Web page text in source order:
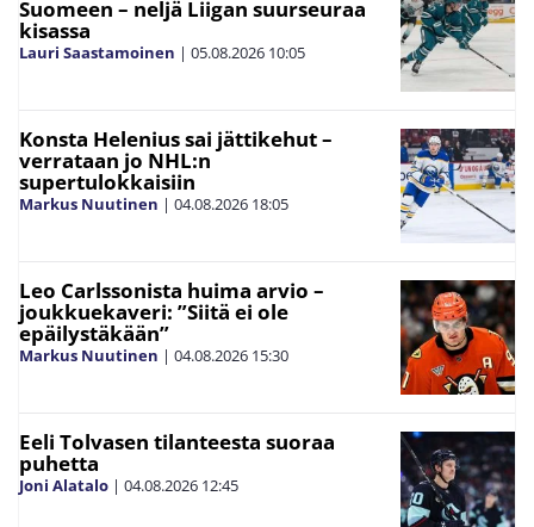
Suomeen – neljä Liigan suurseuraa
kisassa
Lauri Saastamoinen | 05.08.2026 10:05
Konsta Helenius sai jättikehut –
verrataan jo NHL:n
supertulokkaisiin
Markus Nuutinen | 04.08.2026 18:05
Leo Carlssonista huima arvio –
joukkuekaveri: ”Siitä ei ole
epäilystäkään”
Markus Nuutinen | 04.08.2026 15:30
Eeli Tolvasen tilanteesta suoraa
puhetta
Joni Alatalo | 04.08.2026 12:45